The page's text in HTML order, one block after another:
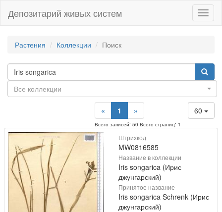
Депозитарий живых систем
Растения Коллекции Поиск
Все коллекции
60
« 1 »
Всего записей: 50 Всего страниц: 1
Штрихкод
MW0816585
Название в коллекции
Iris songarica (Ирис
джунгарский)
Принятое название
Iris songarica Schrenk (Ирис
джунгарский)